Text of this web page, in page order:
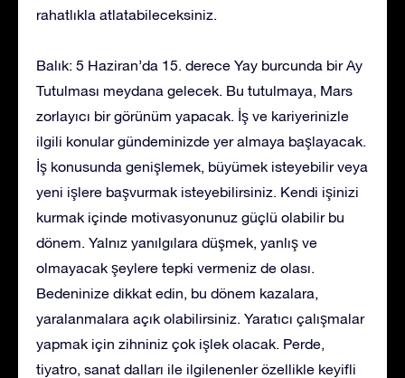
rahatlıkla atlatabileceksiniz.
Balık: 5 Haziran’da 15. derece Yay burcunda bir Ay
Tutulması meydana gelecek. Bu tutulmaya, Mars
zorlayıcı bir görünüm yapacak. İş ve kariyerinizle
ilgili konular gündeminizde yer almaya başlayacak.
İş konusunda genişlemek, büyümek isteyebilir veya
yeni işlere başvurmak isteyebilirsiniz. Kendi işinizi
kurmak içinde motivasyonunuz güçlü olabilir bu
dönem. Yalnız yanılgılara düşmek, yanlış ve
olmayacak şeylere tepki vermeniz de olası.
Bedeninize dikkat edin, bu dönem kazalara,
yaralanmalara açık olabilirsiniz. Yaratıcı çalışmalar
yapmak için zihniniz çok işlek olacak. Perde,
tiyatro, sanat dalları ile ilgilenenler özellikle keyifli